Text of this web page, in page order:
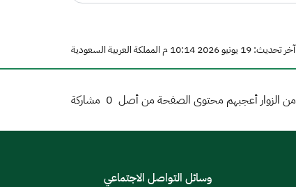
آخر تحديث: 19 يونيو 2026 10:14 م المملكة العربية السعودية
من الزوار أعجبهم محتوى الصفحة من أصل 0 مشاركة
وسائل التواصل الاجتماعي